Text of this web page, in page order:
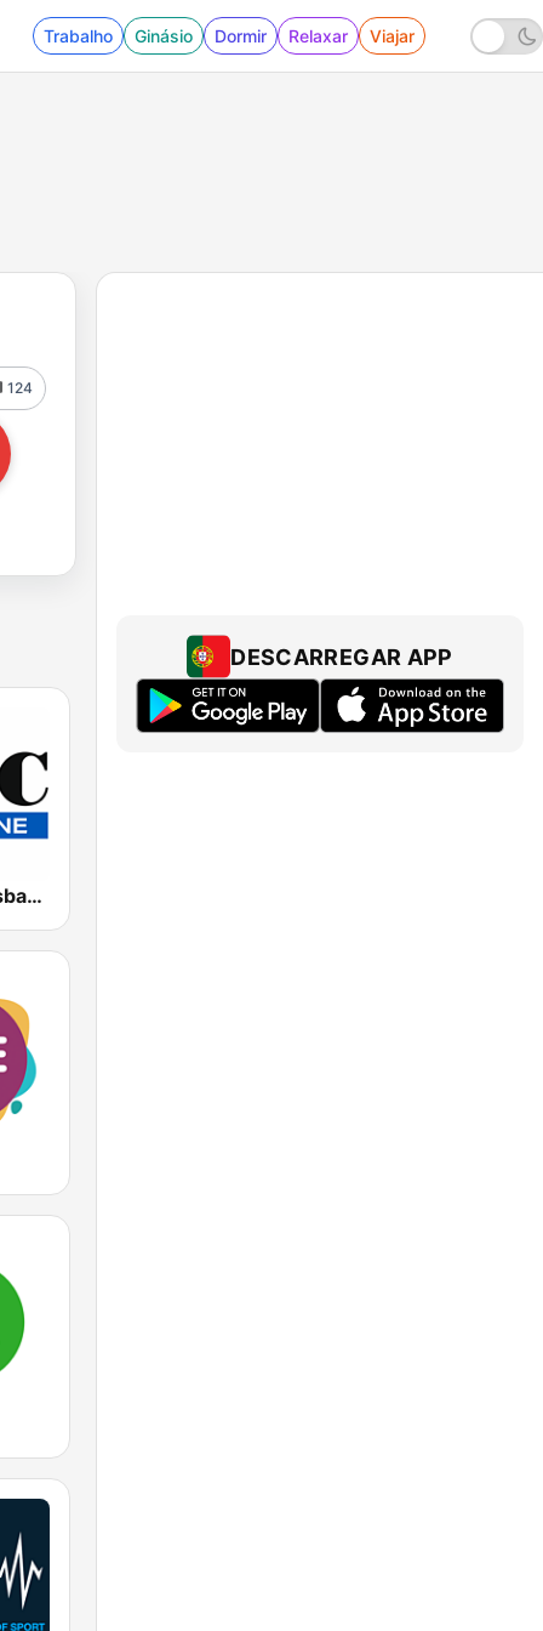
Trabalho Ginásio Dormir Relaxar Viajar
124
4BC 882 Brisbane
DESCARREGAR APP